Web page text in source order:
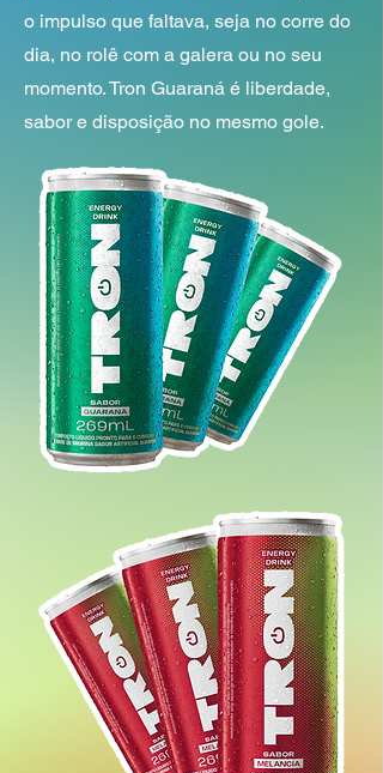
o impulso que faltava, seja no corre do
dia, no rolê com a galera ou no seu
momento. Tron Guaraná é liberdade,
sabor e disposição no mesmo gole.